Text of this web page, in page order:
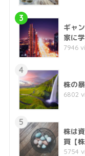
3
ギャ
家に学
7946
4
株の
6802
5
株は
買【
5754